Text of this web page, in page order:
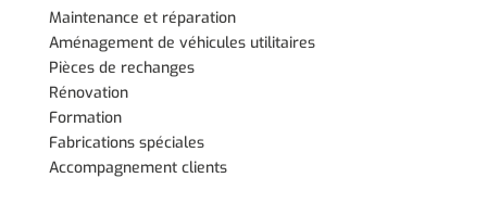
Maintenance et réparation
Aménagement de véhicules utilitaires
Pièces de rechanges
Rénovation
Formation
Fabrications spéciales
Accompagnement clients